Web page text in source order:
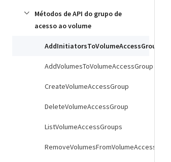
Métodos de API do grupo de
acesso ao volume
AddInitiatorsToVolumeAccessGroup
AddVolumesToVolumeAccessGroup
CreateVolumeAccessGroup
DeleteVolumeAccessGroup
ListVolumeAccessGroups
RemoveVolumesFromVolumeAccessGroup